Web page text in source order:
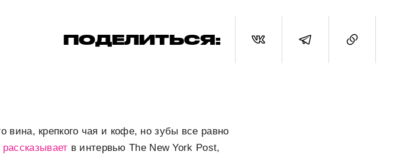
ПОДЕЛИТЬСЯ:
вина, крепкого чая и кофе, но зубы все равно
рассказывает в интервью The New York Post,